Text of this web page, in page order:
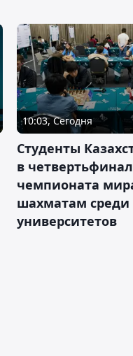
10:03, Сегодня
Студенты
в четвертьфинал
чемпионата
шахматам среди
университетов